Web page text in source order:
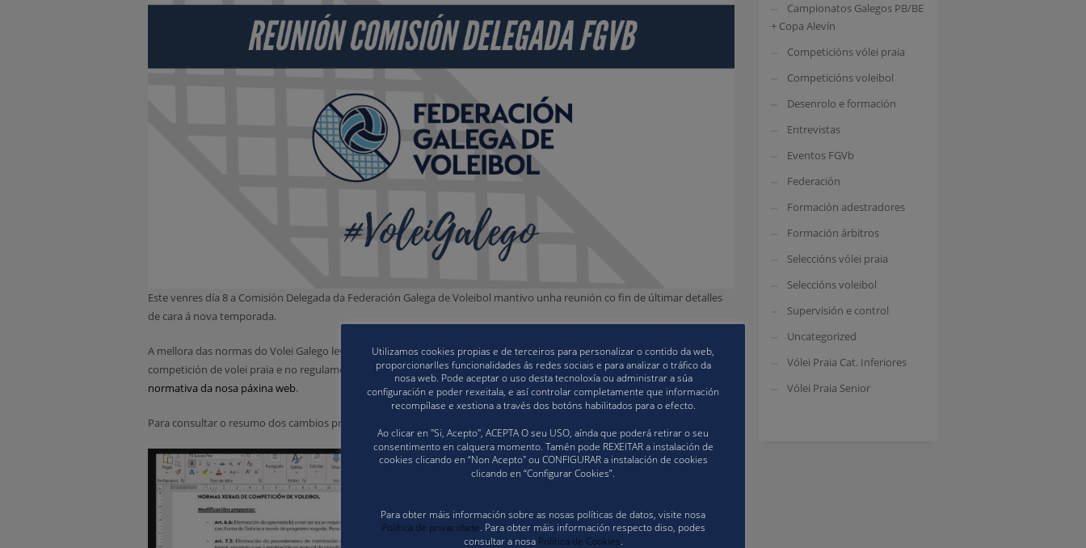
Este venres día 8 a Comisión Delegada da Federación Galega de Voleibol mantivo unha reunión co fin de últimar detalles
de cara á nova temporada.
A mellora das normas do Volei Galego levou a revisións nas Normas Xerais e Específicas de voleibol, nas normas Xerais de
competición de volei praia e no regulamento da categoría Alevín, documentos que pode consultar no apartado de
normativa da nosa páxina web.
Para consultar o resumo dos cambios propostos na normativa da FGVb 21/22 pode consultar
Campionatos Galegos PB/BE
+ Copa Alevín
Competicións vólei praia
Competicións voleibol
Desenrolo e formación
Entrevistas
Eventos FGVb
Federación
Formación adestradores
Formación árbitros
Seleccións vólei praia
Seleccións voleibol
Supervisión e control
Uncategorized
Vólei Praia Cat. Inferiores
Vólei Praia Senior
Utilizamos cookies propias e de terceiros para personalizar o contido da web,
proporcionarlles funcionalidades ás redes sociais e para analizar o tráfico da
nosa web. Pode aceptar o uso desta tecnoloxía ou administrar a súa
configuración e poder rexeitala, e así controlar completamente que información
recompílase e xestiona a través dos botóns habilitados para o efecto.
Ao clicar en "Si, Acepto", ACEPTA O seu USO, aínda que poderá retirar o seu
consentimento en calquera momento. Tamén pode REXEITAR a instalación de
cookies clicando en “Non Acepto" ou CONFIGURAR a instalación de cookies
clicando en “Configurar Cookies”.
Para obter máis información sobre as nosas políticas de datos, visite nosa
Política de privacidade. Para obter máis información respecto diso, podes
consultar a nosa Política de Cookies.